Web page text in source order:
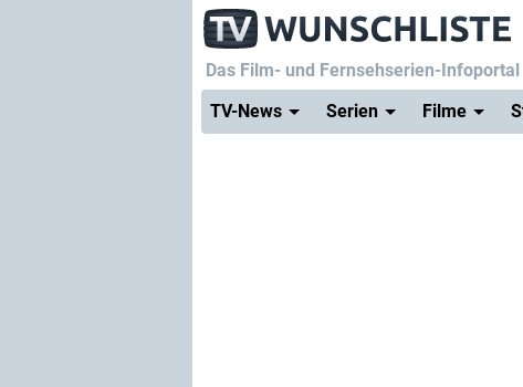
Das Film- und Fernsehserien-Infoportal
TV-News
Serien Filme